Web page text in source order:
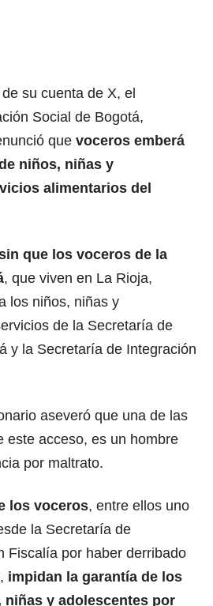
su cuenta de X, el
Social de Bogotá,
que voceros emberá
niños, niñas y
alimentarios del
que los voceros de la
, que viven en La Rioja,
los niños, niñas y
de la Secretaría de
y la Secretaría de Integración
aseveró que una de las
este acceso, es un hombre
por maltrato.
los voceros, entre ellos uno
la Secretaría de
Fiscalía por haber derribado
impidan la garantía de los
niñas y adolescentes por